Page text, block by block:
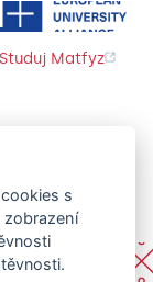
Studuj Matfyz
s